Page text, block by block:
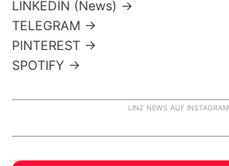
LINKEDIN (News) →
TELEGRAM →
PINTEREST →
SPOTIFY →
LINZ NEWS AUF INSTAGRAM